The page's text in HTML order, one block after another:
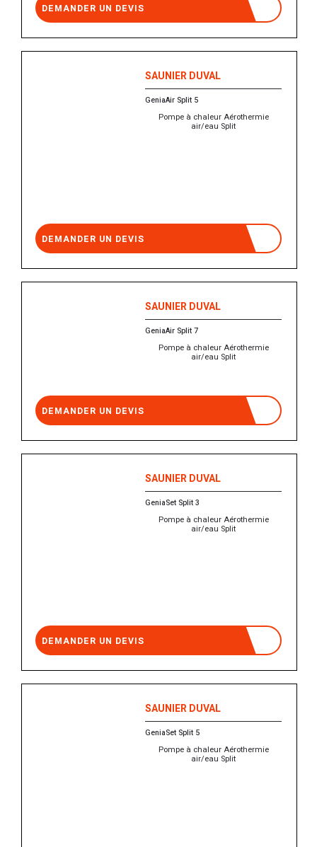
DEMANDER UN DEVIS
SAUNIER DUVAL
GeniaAir Split 5
Pompe à chaleur Aérothermie
air/eau Split
DEMANDER UN DEVIS
SAUNIER DUVAL
GeniaAir Split 7
Pompe à chaleur Aérothermie
air/eau Split
DEMANDER UN DEVIS
SAUNIER DUVAL
GeniaSet Split 3
Pompe à chaleur Aérothermie
air/eau Split
DEMANDER UN DEVIS
SAUNIER DUVAL
GeniaSet Split 5
Pompe à chaleur Aérothermie
air/eau Split